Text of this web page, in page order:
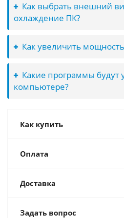
Как выбрать внешний
охлаждение ПК?
Как увеличить
Какие программы будут
компьютере?
Как купить
Оплата
Доставка
Задать вопрос